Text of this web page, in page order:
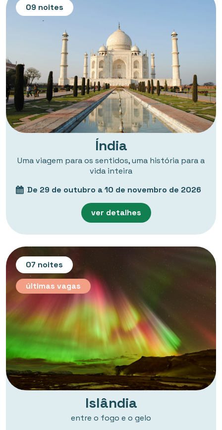
09 noites
Índia
Uma viagem para os sentidos, uma história para a
vida inteira
De 29 de outubro a 10 de novembro de 2026
ver detalhes
07 noites
últimas vagas
Islândia
entre o fogo e o gelo